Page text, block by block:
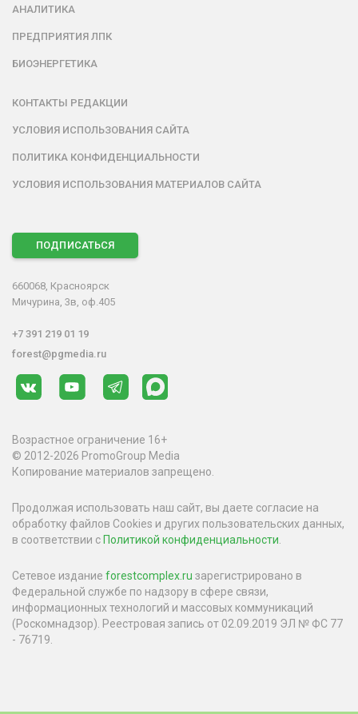
АНАЛИТИКА
ПРЕДПРИЯТИЯ ЛПК
БИОЭНЕРГЕТИКА
КОНТАКТЫ РЕДАКЦИИ
УСЛОВИЯ ИСПОЛЬЗОВАНИЯ САЙТА
ПОЛИТИКА КОНФИДЕНЦИАЛЬНОСТИ
УСЛОВИЯ ИСПОЛЬЗОВАНИЯ МАТЕРИАЛОВ САЙТА
ПОДПИСАТЬСЯ
660068, Красноярск
Мичурина, 3в, оф.405
+7 391 219 01 19
forest@pgmedia.ru
Возрастное ограничение 16+
© 2012-2026 PromoGroup Media
Копирование материалов запрещено.
Продолжая использовать наш сайт, вы даете согласие на
обработку файлов Cookies и других пользовательских данных,
в соответствии с Политикой конфиденциальности.
Сетевое издание forestcomplex.ru зарегистрировано в
Федеральной службе по надзору в сфере связи,
информационных технологий и массовых коммуникаций
(Роскомнадзор). Реестровая запись от 02.09.2019 ЭЛ № ФС 77
- 76719.